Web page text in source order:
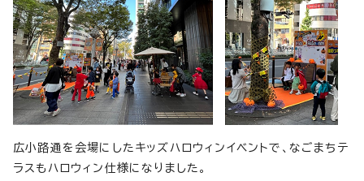
広小路通を会場にしたキッズハロウィンイベントで、なごまちテ
ラスもハロウィン仕様になりました。